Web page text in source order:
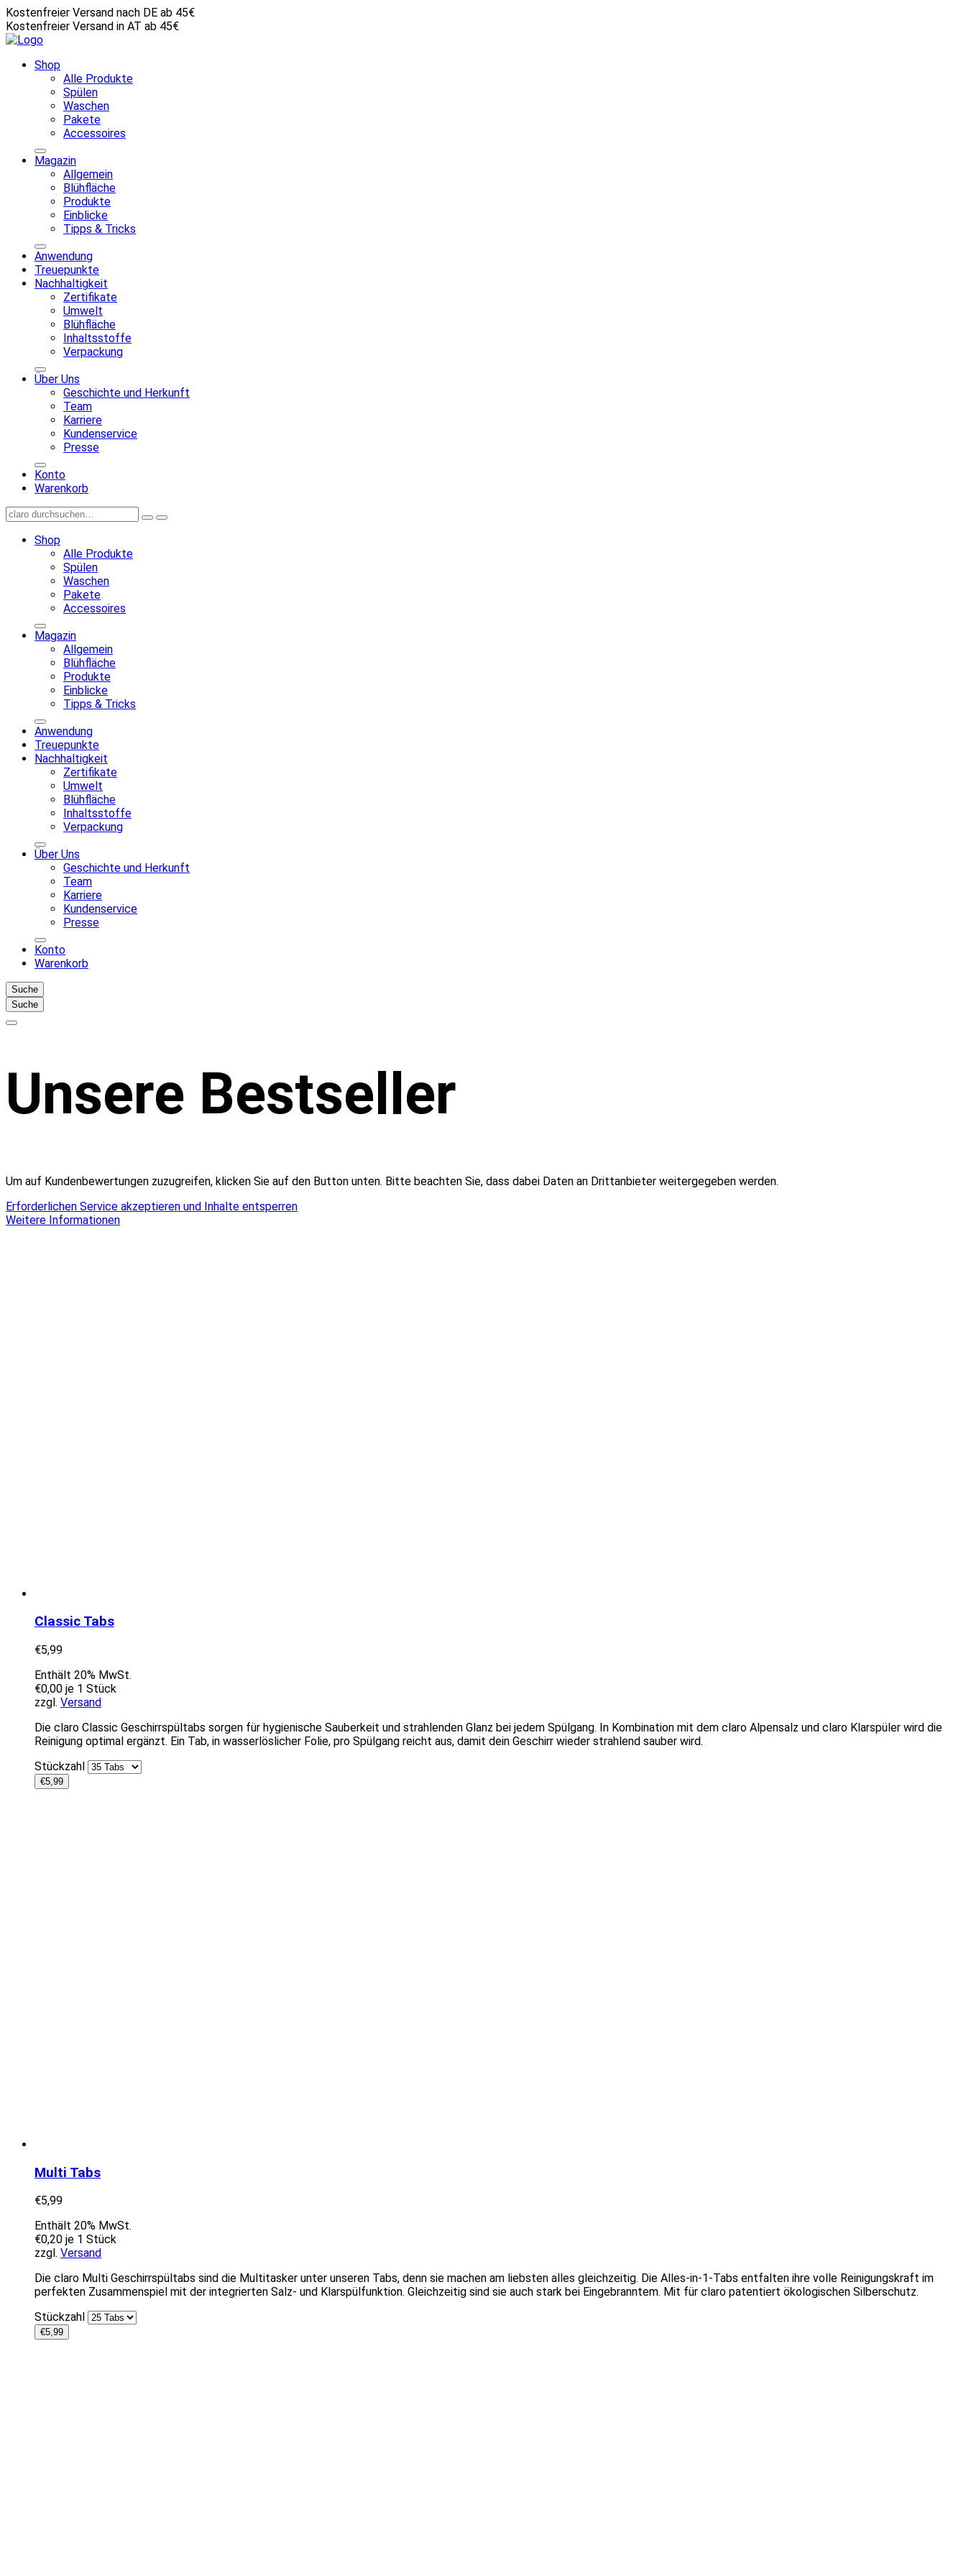
Kostenfreier Versand nach DE ab 45€
Kostenfreier Versand in AT ab 45€
Shop
Alle Produkte
Spülen
Waschen
Pakete
Accessoires
Magazin
Allgemein
Blühfläche
Produkte
Einblicke
Tipps & Tricks
Anwendung
Treuepunkte
Nachhaltigkeit
Zertifikate
Umwelt
Blühfläche
Inhaltsstoffe
Verpackung
Über Uns
Geschichte und Herkunft
Team
Karriere
Kundenservice
Presse
Konto
Warenkorb
Shop
Alle Produkte
Spülen
Waschen
Pakete
Accessoires
Magazin
Allgemein
Blühfläche
Produkte
Einblicke
Tipps & Tricks
Anwendung
Treuepunkte
Nachhaltigkeit
Zertifikate
Umwelt
Blühfläche
Inhaltsstoffe
Verpackung
Über Uns
Geschichte und Herkunft
Team
Karriere
Kundenservice
Presse
Konto
Warenkorb
Suche
Suche
Startseite
Unsere Bestseller
Um auf Kundenbewertungen zuzugreifen, klicken Sie auf den Button unten. Bitte beachten Sie, dass dabei Daten an Drittanbieter weitergegeben werden.
Erforderlichen Service akzeptieren und Inhalte entsperren
Weitere Informationen
Classic Tabs
€5,99
Enthält 20% MwSt.
€0,00 je 1 Stück
zzgl. Versand
Die claro Classic Geschirrspültabs sorgen für hygienische Sauberkeit und strahlenden Glanz bei jedem Spülgang. In Kombination mit dem claro Alpensalz und claro Klarspüler wird die
Reinigung optimal ergänzt. Ein Tab, in wasserlöslicher Folie, pro Spülgang reicht aus, damit dein Geschirr wieder strahlend sauber wird.
Stückzahl
€5,99
Multi Tabs
€5,99
Enthält 20% MwSt.
€0,20 je 1 Stück
zzgl. Versand
Die claro Multi Geschirrspültabs sind die Multitasker unter unseren Tabs, denn sie machen am liebsten alles gleichzeitig. Die Alles-in-1-Tabs entfalten ihre volle Reinigungskraft im
perfekten Zusammenspiel mit der integrierten Salz- und Klarspülfunktion. Gleichzeitig sind sie auch stark bei Eingebranntem. Mit für claro patentiert ökologischen Silberschutz.
Stückzahl
€5,99